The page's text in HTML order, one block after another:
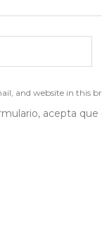
and website in this
acepta